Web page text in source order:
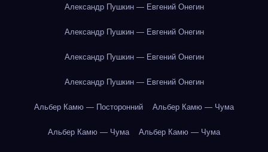
Александр Пушкин — Евгений Онегин
Александр Пушкин — Евгений Онегин
Александр Пушкин — Евгений Онегин
Александр Пушкин — Евгений Онегин
Альбер Камю — Посторонний Альбер Камю — Чума
Альбер Камю — Чума Альбер Камю — Чума